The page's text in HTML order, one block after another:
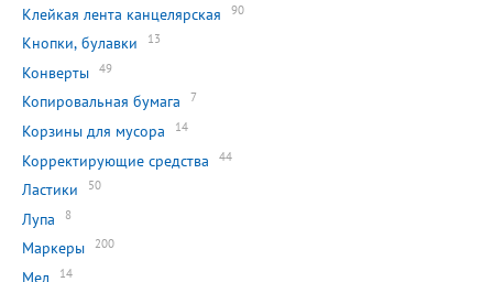
Клейкая лента канцелярская 90
Кнопки, булавки 13
Конверты 49
Копировальная бумага 7
Корзины для мусора 14
Корректирующие средства 44
Ластики 50
Лупа 8
Маркеры 200
Мел 14